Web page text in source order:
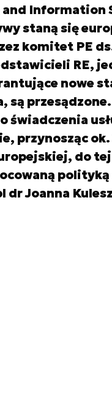
Information
staną się
komitet PE
RE,
nowe
są
świadczenia
przynosząc
do
dr Joanna